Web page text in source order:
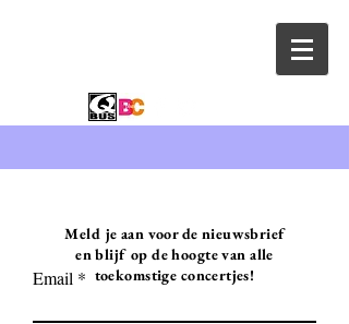
Meld je aan voor de nieuwsbrief
en blijf op de hoogte van alle
toekomstige concertjes!
Email